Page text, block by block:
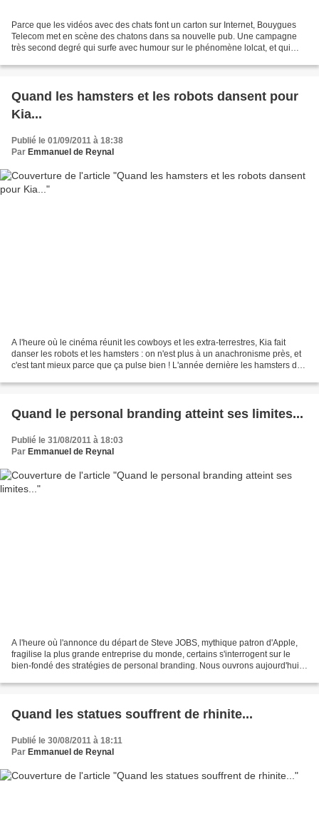
Parce que les vidéos avec des chats font un carton sur Internet, Bouygues
Telecom met en scène des chatons dans sa nouvelle pub. Une campagne
très second degré qui surfe avec humour sur le phénomène lolcat, et qui
Quand les hamsters et les robots dansent pour
Kia...
Publié le 01/09/2011 à 18:38
Par Emmanuel de Reynal
A l'heure où le cinéma réunit les cowboys et les extra-terrestres, Kia fait
danser les robots et les hamsters : on n'est plus à un anachronisme près, et
c'est tant mieux parce que ça pulse bien ! L'année dernière les hamsters de
Quand le personal branding atteint ses limites...
Publié le 31/08/2011 à 18:03
Par Emmanuel de Reynal
A l'heure où l'annonce du départ de Steve JOBS, mythique patron d'Apple,
fragilise la plus grande entreprise du monde, certains s'interrogent sur le
bien-fondé des stratégies de personal branding. Nous ouvrons aujourd'hui
Quand les statues souffrent de rhinite...
Publié le 30/08/2011 à 18:11
Par Emmanuel de Reynal